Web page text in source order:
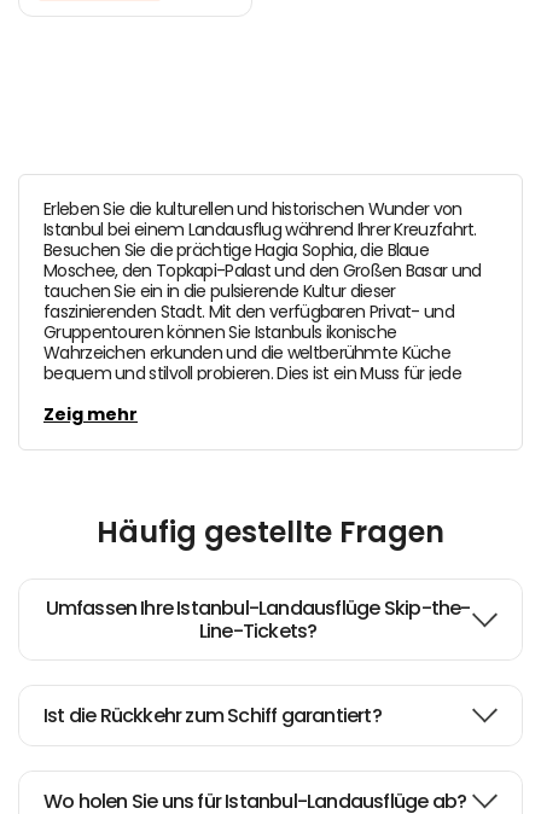
Erleben Sie die kulturellen und historischen Wunder von
Istanbul bei einem Landausflug während Ihrer Kreuzfahrt.
Besuchen Sie die prächtige Hagia Sophia, die Blaue
Moschee, den Topkapi-Palast und den Großen Basar und
tauchen Sie ein in die pulsierende Kultur dieser
faszinierenden Stadt. Mit den verfügbaren Privat- und
Gruppentouren können Sie Istanbuls ikonische
Wahrzeichen erkunden und die weltberühmte Küche
bequem und stilvoll probieren. Dies ist ein Muss für jede
Zeig mehr
Häufig gestellte Fragen
Umfassen Ihre Istanbul-Landausflüge Skip-the-
Line-Tickets?
Ist die Rückkehr zum Schiff garantiert?
Wo holen Sie uns für Istanbul-Landausflüge ab?